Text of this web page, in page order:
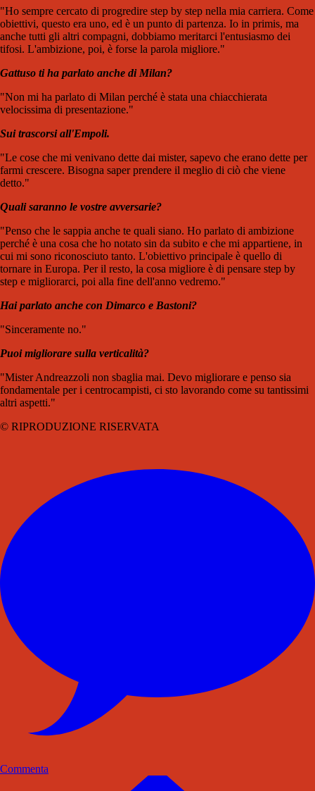
"Ho sempre cercato di progredire step by step nella mia carriera. Come
obiettivi, questo era uno, ed è un punto di partenza. Io in primis, ma
anche tutti gli altri compagni, dobbiamo meritarci l'entusiasmo dei
tifosi. L'ambizione, poi, è forse la parola migliore."
Gattuso ti ha parlato anche di Milan?
"Non mi ha parlato di Milan perché è stata una chiacchierata
velocissima di presentazione."
Sui trascorsi all'Empoli.
"Le cose che mi venivano dette dai mister, sapevo che erano dette per
farmi crescere. Bisogna saper prendere il meglio di ciò che viene
detto."
Quali saranno le vostre avversarie?
"Penso che le sappia anche te quali siano. Ho parlato di ambizione
perché è una cosa che ho notato sin da subito e che mi appartiene, in
cui mi sono riconosciuto tanto. L'obiettivo principale è quello di
tornare in Europa. Per il resto, la cosa migliore è di pensare step by
step e migliorarci, poi alla fine dell'anno vedremo."
Hai parlato anche con Dimarco e Bastoni?
"Sinceramente no."
Puoi migliorare sulla verticalità?
"Mister Andreazzoli non sbaglia mai. Devo migliorare e penso sia
fondamentale per i centrocampisti, ci sto lavorando come su tantissimi
altri aspetti."
© RIPRODUZIONE RISERVATA
Commenta